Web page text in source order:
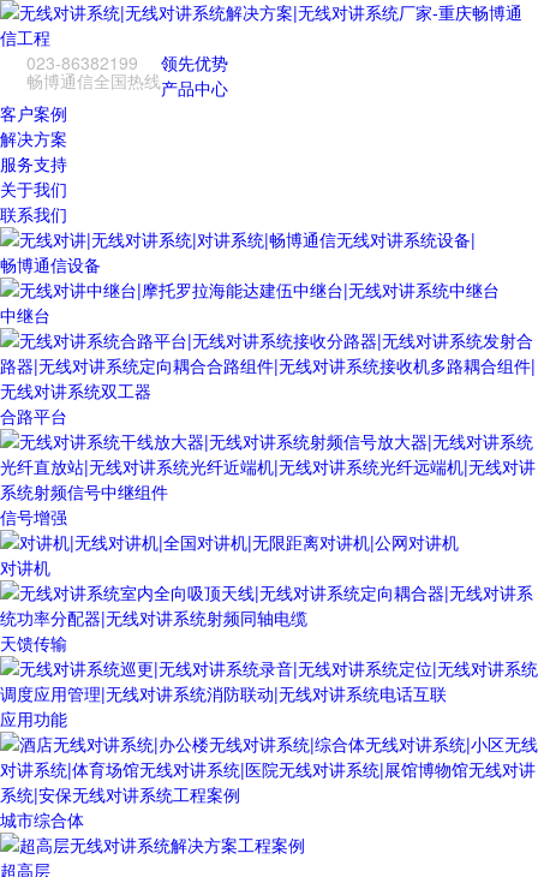
023-86382199
畅博通信全国热线
领先优势
产品中心
客户案例
解决方案
服务支持
关于我们
联系我们
畅博通信设备
中继台
合路平台
信号增强
对讲机
天馈传输
应用功能
城市综合体
超高层